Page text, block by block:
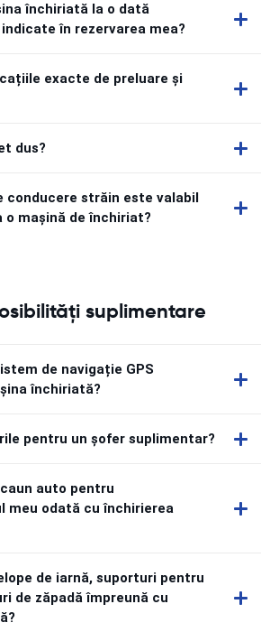
închiriată la o dată
în rezervarea mea?
exacte de preluare și
dus?
conducere străin este valabil
o mașină de închiriat?
suplimentare
de navigație GPS
închiriată?
pentru un șofer suplimentar?
auto pentru
meu odată cu închirierea
de iarnă, suporturi pentru
de zăpadă împreună cu